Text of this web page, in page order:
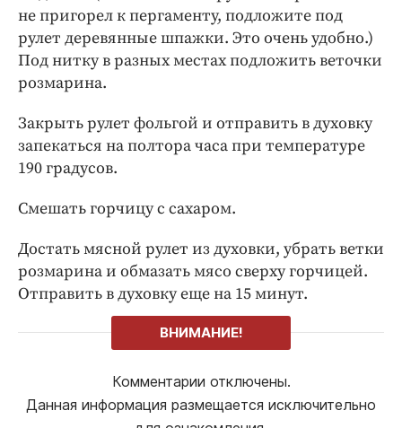
не пригорел к пергаменту, подложите под
рулет деревянные шпажки. Это очень удобно.)
Под нитку в разных местах подложить веточки
розмарина.
Закрыть рулет фольгой и отправить в духовку
запекаться на полтора часа при температуре
190 градусов.
Смешать горчицу с сахаром.
Достать мясной рулет из духовки, убрать ветки
розмарина и обмазать мясо сверху горчицей.
Отправить в духовку еще на 15 минут.
ВНИМАНИЕ!
Комментарии отключены.
Данная информация размещается исключительно